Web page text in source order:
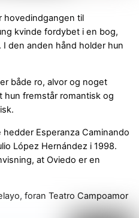
hovedindgangen til
kvinde fordybet i en bog,
den anden hånd holder hun
både ro, alvor og noget
fremstår romantisk og
Esperanza Caminando
López Hernández i 1998.
at Oviedo er en
foran Teatro Campoamor